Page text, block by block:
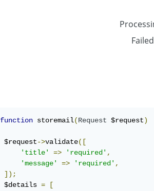
function storemail(Request $request)
$request
->validate([
'title'
=> 'required' ,
'message'
=> 'required' ,
]);
$details
=
[